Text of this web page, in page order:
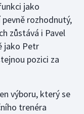
jako
rozhodnutý,
zůstává i Pavel
jako Petr
pozici za
výboru, který se
trenéra